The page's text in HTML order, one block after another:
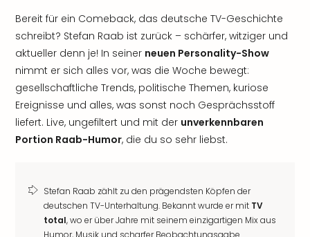
Bereit für ein Comeback, das deutsche TV-Geschichte
schreibt? Stefan Raab ist zurück – schärfer, witziger und
aktueller denn je! In seiner neuen Personality-Show
nimmt er sich alles vor, was die Woche bewegt:
gesellschaftliche Trends, politische Themen, kuriose
Ereignisse und alles, was sonst noch Gesprächsstoff
liefert. Live, ungefiltert und mit der unverkennbaren
Portion Raab-Humor, die du so sehr liebst.
Stefan Raab zählt zu den prägendsten Köpfen der
deutschen TV-Unterhaltung. Bekannt wurde er mit TV
total, wo er über Jahre mit seinem einzigartigen Mix aus
Humor, Musik und scharfer Beobachtungsgabe